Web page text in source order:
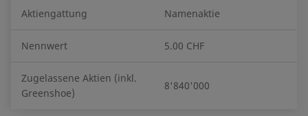
Aktiengattung Namenaktie
Nennwert 5.00 CHF
Zugelassene Aktien (inkl.
Greenshoe)
8'840'000